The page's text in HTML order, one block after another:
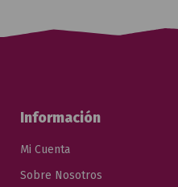
Información
Mi Cuenta
Sobre Nosotros